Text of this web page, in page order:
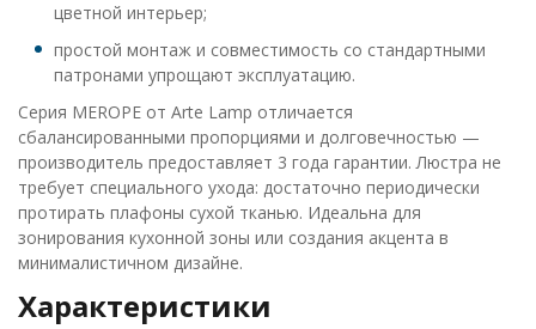
цветной интерьер;
простой монтаж и совместимость со стандартными
патронами упрощают эксплуатацию.
Серия MEROPE от Arte Lamp отличается
сбалансированными пропорциями и долговечностью —
производитель предоставляет 3 года гарантии. Люстра не
требует специального ухода: достаточно периодически
протирать плафоны сухой тканью. Идеальна для
зонирования кухонной зоны или создания акцента в
минималистичном дизайне.
Характеристики